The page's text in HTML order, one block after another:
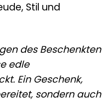
Stil und
des Beschenkten
edle
Ein Geschenk,
sondern auch